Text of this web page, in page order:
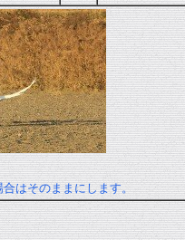
はそのままにします。